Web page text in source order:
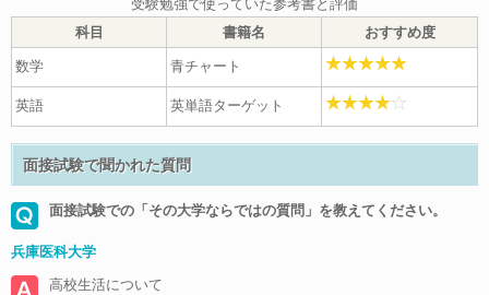
受験勉強で使っていた参考書と評価
科目
書籍名 おすすめ度
数学 青チャート
英語 英単語ターゲット
面接試験で聞かれた質問
面接試験での「その大学ならではの質問」を教えてください。
兵庫医科大学
高校生活について